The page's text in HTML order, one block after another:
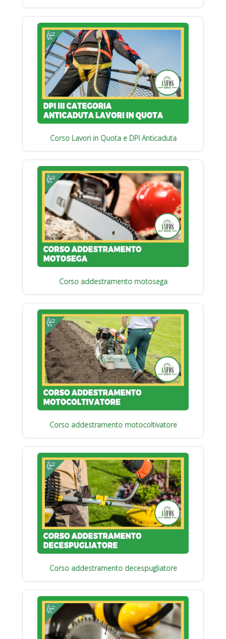
Corso Lavori in Quota e DPI Anticaduta
Corso addestramento motosega
Corso addestramento motocoltivatore
Corso addestramento decespugliatore